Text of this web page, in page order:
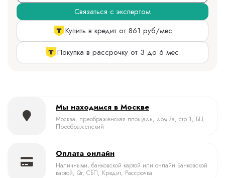
Связаться с экспертом
Купить в кредит от 861 руб/мес
Покупка в рассрочку от 3 до 6 мес.
Мы находимся в Москве
Москва, преображенская площадь, дом 7а, стр.1, БЦ
Преображенский
Оплата онлайн
Наличными, банковской картой или онлайн Банковской
картой, Qr, СБП, Кредит, Рассрочка